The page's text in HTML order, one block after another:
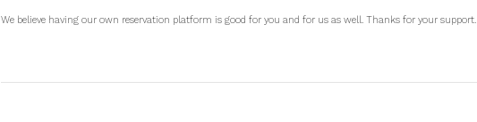
We believe having our own reservation platform is good for you and for us as well. Thanks for your support.